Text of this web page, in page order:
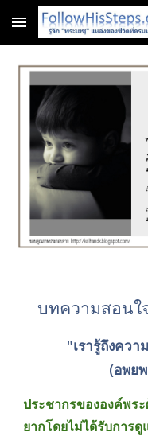
Skip to main content
บทความสอนใ
"เรารู้ถึงคว
(อพย
ประชากรขององค์พร
ยากโดยไม่ได้รับการ